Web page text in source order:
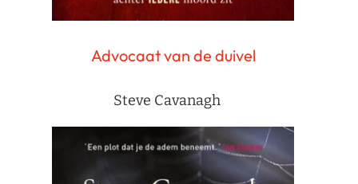
Advocaat van de duivel
Steve Cavanagh